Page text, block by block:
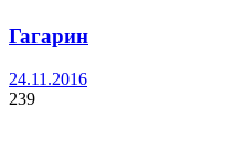
Гагарин
24.11.2016
239